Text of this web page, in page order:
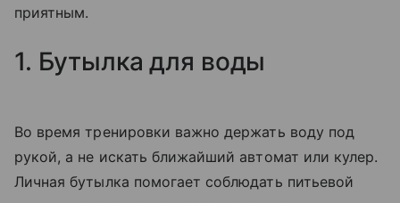
приятным.
1. Бутылка для воды
Во время тренировки важно держать воду под
рукой, а не искать ближайший автомат или кулер.
Личная бутылка помогает соблюдать питьевой